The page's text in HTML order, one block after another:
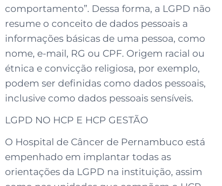
comportamento”. Dessa forma, a LGPD não
resume o conceito de dados pessoais a
informações básicas de uma pessoa, como
nome, e-mail, RG ou CPF. Origem racial ou
étnica e convicção religiosa, por exemplo,
podem ser definidas como dados pessoais,
inclusive como dados pessoais sensíveis.
LGPD NO HCP E HCP GESTÃO
O Hospital de Câncer de Pernambuco está
empenhado em implantar todas as
orientações da LGPD na instituição, assim